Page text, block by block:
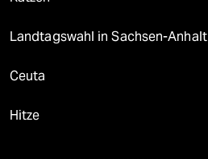
Landtagswahl in Sachsen-Anhalt
Ceuta
Hitze